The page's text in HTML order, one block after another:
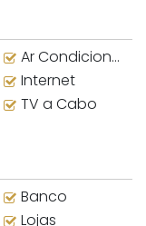
Ar Condicionado
Internet
TV a Cabo
Banco
Lojas